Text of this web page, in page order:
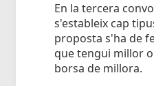
En la tercera
s'estableix cap
proposta s'ha de
que tengui millor
borsa de millora.